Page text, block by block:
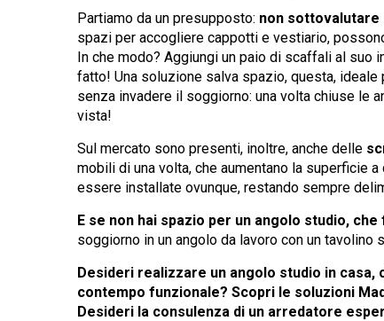
Partiamo da un presupposto: non sottovalutare
spazi per accogliere cappotti e vestiario,
In che modo? Aggiungi un paio di scaffali al suo
fatto! Una soluzione salva spazio, questa,
senza invadere il soggiorno: una volta chiuse le
vista!
Sul mercato sono presenti, inoltre, anche delle
mobili di una volta, che aumentano la superficie
essere installate ovunque, restando sempre
E se non hai spazio per un angolo studio, che
soggiorno in un angolo da lavoro con un tavolino
Desideri realizzare un angolo studio in
contempo funzionale? Scopri le soluzioni
Desideri la consulenza di un arredatore